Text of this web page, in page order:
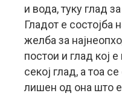
и вода, туку глад
Гладот е
желба за
постои и глад кој
секој глад, а тоа
лишен од она што